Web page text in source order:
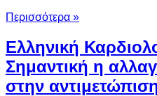
Περισσότερα »
Ελληνική
Σημαντική η
στην